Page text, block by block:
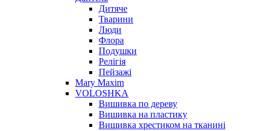
Дитяче
Тварини
Люди
Флора
Подушки
Релігія
Пейзажі
Mary Maxim
VOLOSHKA
Вишивка по дереву
Вишивка на пластику
Вишивка хрестиком на тканині